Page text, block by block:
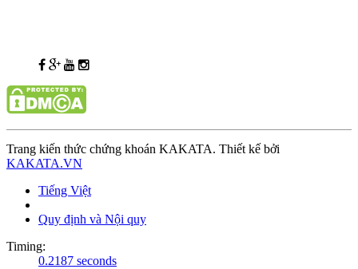
Trang kiến thức chứng khoán KAKATA. Thiết kế bởi
KAKATA.VN
Tiếng Việt
Quy định và Nội quy
Timing:
0.2187 seconds